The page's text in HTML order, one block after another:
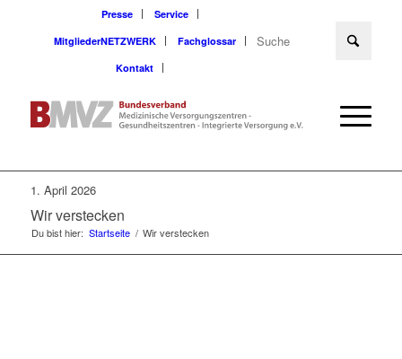
Presse
Service
MitgliederNETZWERK
Fachglossar
Kontakt
1. April 2026
Wir verstecken
Du bist hier: Startseite / Wir verstecken